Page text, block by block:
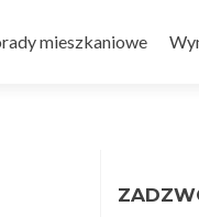
mieszkaniowe